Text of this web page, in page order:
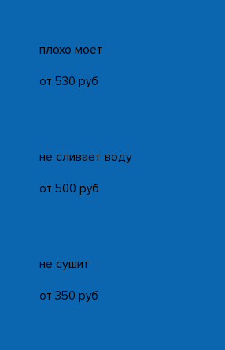
плохо моет
от 530 руб
не сливает воду
от 500 руб
не сушит
от 350 руб